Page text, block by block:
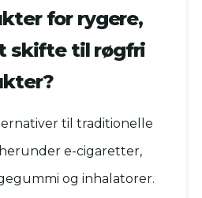
for rygere,
skifte til røgfri
til traditionelle
e-cigaretter,
og inhalatorer.